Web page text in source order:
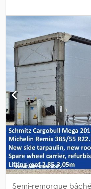
,
Équipement:ABS, Poids
pneumatique,
freinage électronique
antispray. Retrouvez un
sur notre site web.
des solutions de
service complet et des
heureux de vous
Ssk
Semi-remorque